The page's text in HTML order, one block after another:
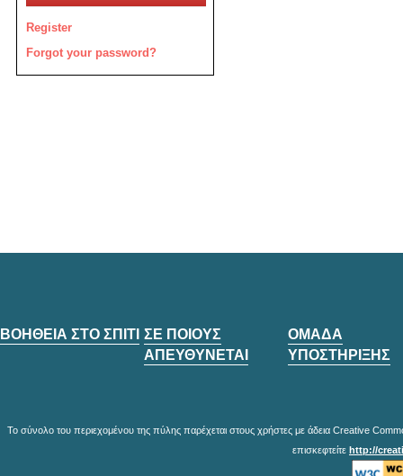
Register
Forgot your password?
ΒΟΗΘΕΙΑ ΣΤΟ ΣΠΙΤΙ ΣΕ ΠΟΙΟΥΣ
ΑΠΕΥΘΥΝΕΤΑΙ
ΟΜΑΔΑ
ΥΠΟΣΤΗΡΙΞΗΣ
Το σύνολο του περιεχομένου της πύλης παρέχεται στους χρήστες με άδεια Creative
επισκεφτείτε http://